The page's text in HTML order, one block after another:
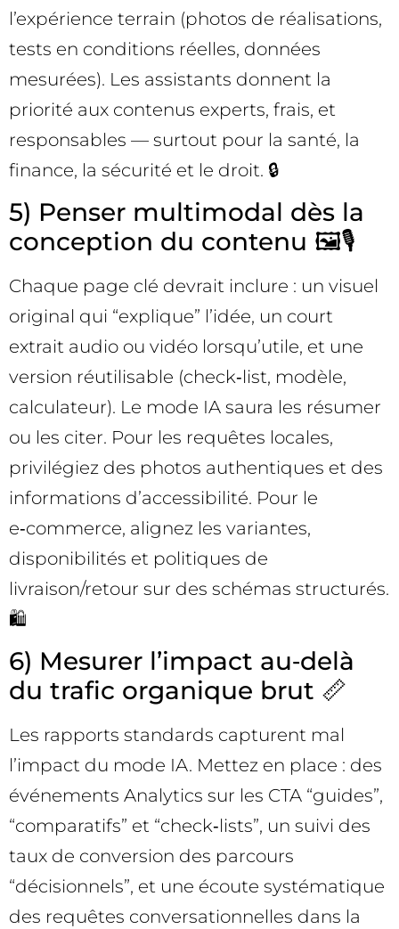
l’expérience terrain (photos de réalisations,
tests en conditions réelles, données
mesurées). Les assistants donnent la
priorité aux contenus experts, frais, et
responsables — surtout pour la santé, la
finance, la sécurité et le droit. 🔒
5) Penser multimodal dès la
conception du contenu 🖼️🎙️
Chaque page clé devrait inclure : un visuel
original qui “explique” l’idée, un court
extrait audio ou vidéo lorsqu’utile, et une
version réutilisable (check‑list, modèle,
calculateur). Le mode IA saura les résumer
ou les citer. Pour les requêtes locales,
privilégiez des photos authentiques et des
informations d’accessibilité. Pour le
e‑commerce, alignez les variantes,
disponibilités et politiques de
livraison/retour sur des schémas structurés.
🛍️
6) Mesurer l’impact au‑delà
du trafic organique brut 📏
Les rapports standards capturent mal
l’impact du mode IA. Mettez en place : des
événements Analytics sur les CTA “guides”,
“comparatifs” et “check‑lists”, un suivi des
taux de conversion des parcours
“décisionnels”, et une écoute systématique
des requêtes conversationnelles dans la